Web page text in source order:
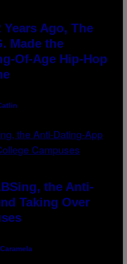
Years Ago, The
Made the
Of-Age Hip-Hop
the Anti-
Taking Over